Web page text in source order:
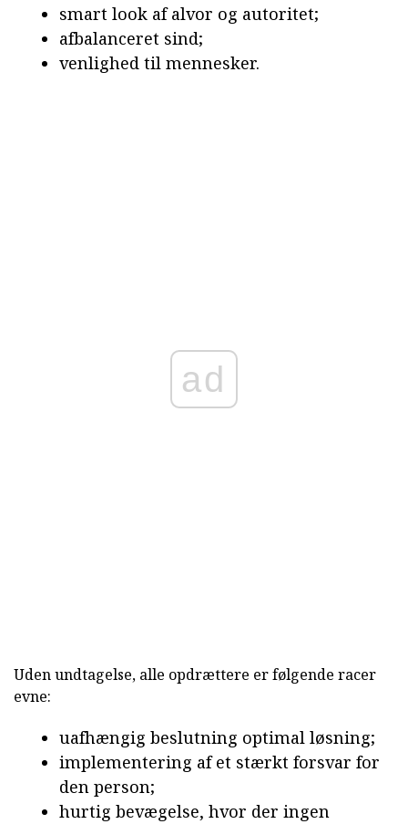
smart look af alvor og autoritet;
afbalanceret sind;
venlighed til mennesker.
ad
Uden undtagelse, alle opdrættere er følgende racer
evne:
uafhængig beslutning optimal løsning;
implementering af et stærkt forsvar for
den person;
hurtig bevægelse, hvor der ingen